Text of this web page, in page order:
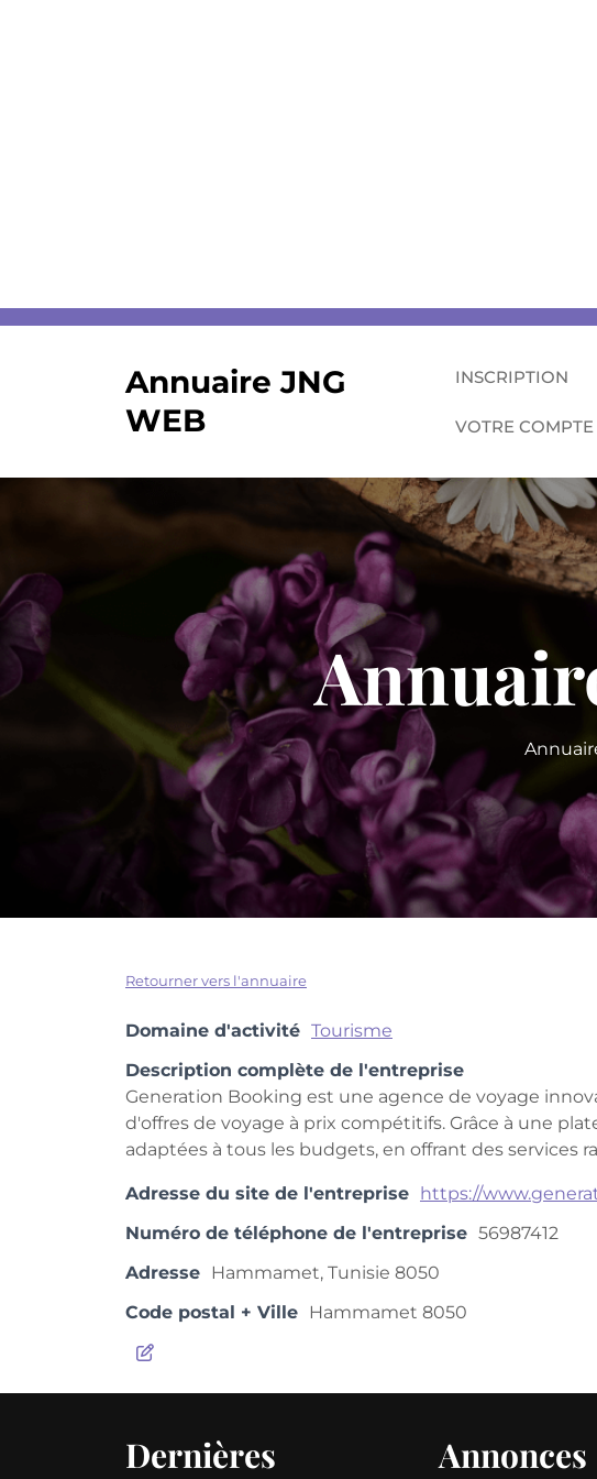
Annuaire JNG
WEB
INSCRIPTION
VOTRE COMPTE
Retourner vers l'annuaire
Domaine d'activité Tourisme
Description complète de l'entreprise
Generation Booking est une agence de voyage
d'offres de voyage à prix compétitifs. Grâce à une
adaptées à tous les budgets, en offrant des services
Adresse du site de l'entreprise https://
Numéro de téléphone de l'entreprise 56987412
Adresse Hammamet, Tunisie 8050
Code postal + Ville Hammamet 8050
Dernières
Annonces